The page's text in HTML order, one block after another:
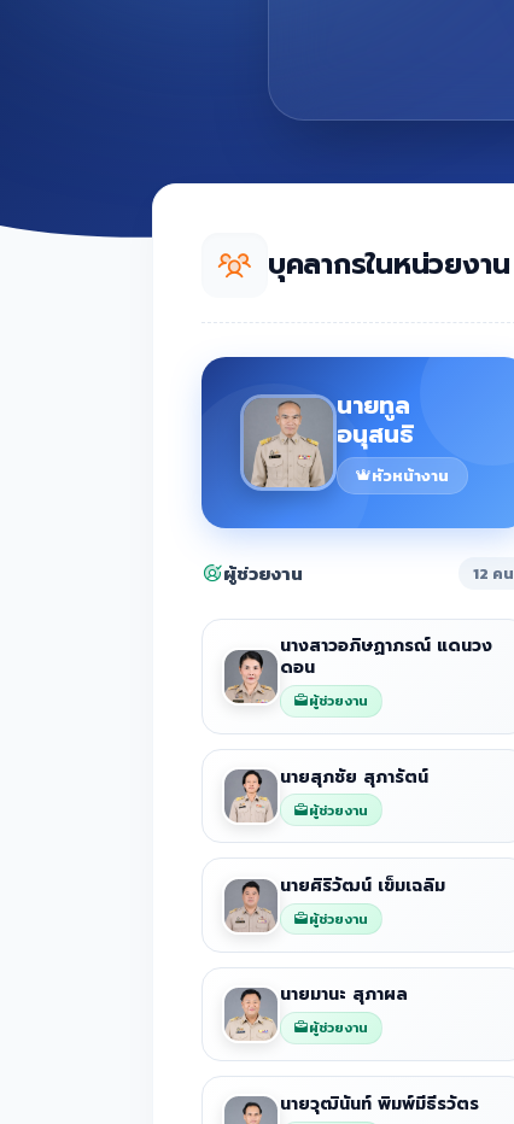
บุคลากรในหน่วยงาน
นายทูล
อนุสนธิ
หัวหน้างาน
ผู้ช่วยงาน 12 คน
นางสาวอภิษฏาภรณ์ แดนวง
ดอน
ผู้ช่วยงาน
นายสุภชัย สุภารัตน์
ผู้ช่วยงาน
นายศิริวัฒน์ เข็มเฉลิม
ผู้ช่วยงาน
นายมานะ สุภาผล
ผู้ช่วยงาน
นายวุฒินันท์ พิมพ์มีธีรวัตร